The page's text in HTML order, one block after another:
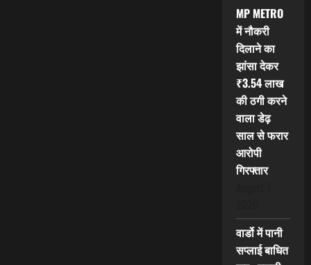
MP METRO
में नौकरी
दिलाने का
झांसा देकर
₹3.54 लाख
की ठगी करने
वाला डेढ़
साल से फरार
आरोपी
गिरफ्तार
वार्डो में पानी
सप्लाई बाधित